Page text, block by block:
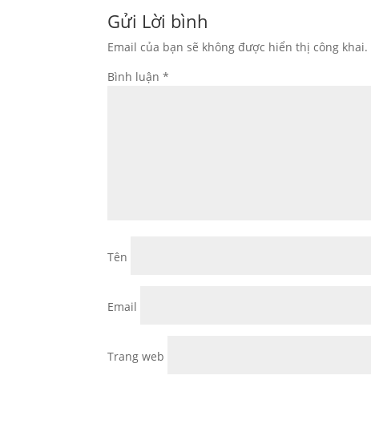
Gửi Lời bình
Email của bạn sẽ không được hiển thị công khai.
Bình luận*
Tên
Email
Trang web